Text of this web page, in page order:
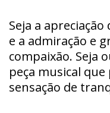
Seja a
e a admiração e
compaixão. Seja
peça musical
sensação de